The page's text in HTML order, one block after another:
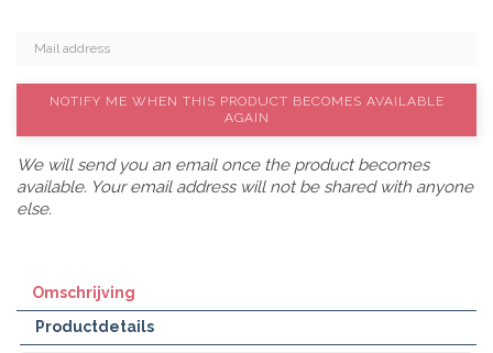
NOTIFY ME WHEN THIS PRODUCT BECOMES AVAILABLE
AGAIN
We will send you an email once the product becomes
available. Your email address will not be shared with anyone
else.
Omschrijving
Productdetails